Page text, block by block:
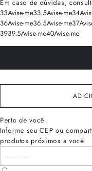
Em caso de dúvidas,
33Avise-me33.5Avise-me34
36Avise-me36.5Avise-me37
3939.5Avise-me40Avise-me
Perto de você
Informe seu CEP ou
produtos próximos a você